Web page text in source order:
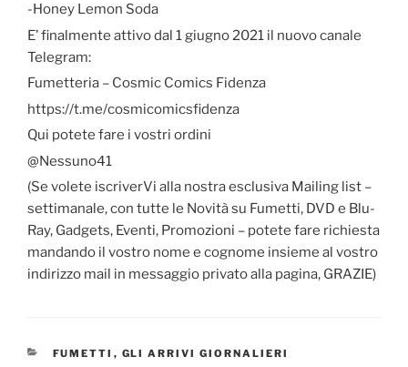
-Honey Lemon Soda
E’ finalmente attivo dal 1 giugno 2021 il nuovo canale
Telegram:
Fumetteria – Cosmic Comics Fidenza
https://t.me/cosmicomicsfidenza
Qui potete fare i vostri ordini
@Nessuno41
(Se volete iscriverVi alla nostra esclusiva Mailing list –
settimanale, con tutte le Novità su Fumetti, DVD e Blu-
Ray, Gadgets, Eventi, Promozioni – potete fare richiesta
mandando il vostro nome e cognome insieme al vostro
indirizzo mail in messaggio privato alla pagina, GRAZIE)
CATEGORIE
FUMETTI , GLI ARRIVI GIORNALIERI